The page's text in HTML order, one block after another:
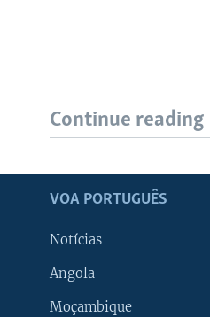
Continue reading
VOA PORTUGUÊS
Notícias
Angola
Moçambique